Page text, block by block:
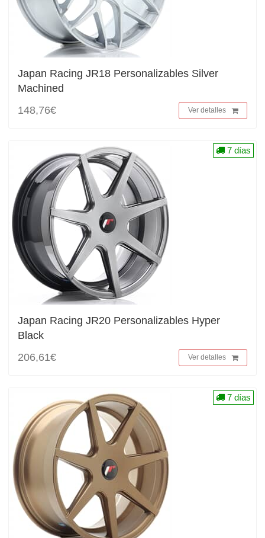
Japan Racing JR18 Personalizables Silver
Machined
148,76€
Ver detalles
Japan Racing JR20 Personalizables Hyper
Black
206,61€
Ver detalles
7 días
7 días